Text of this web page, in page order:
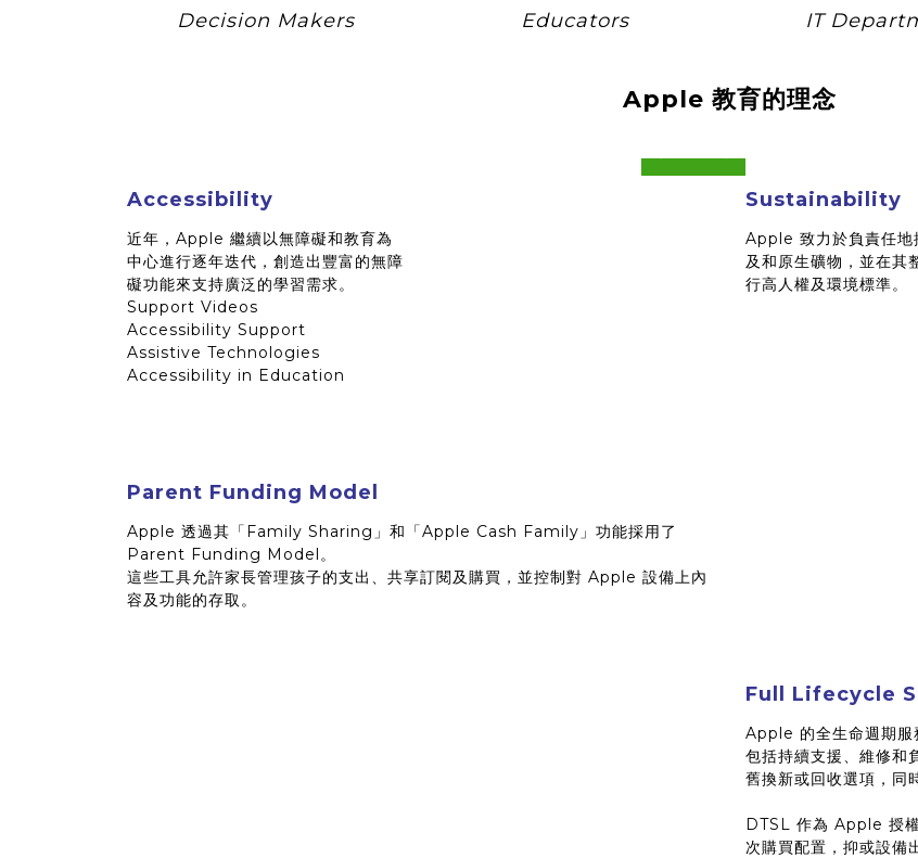
Decision Makers Educators IT
Apple 教育的理念
Accessibility
近年，Apple 繼續以無障礙和教育為
中心進行逐年迭代，創造出豐富的無障
礙功能來支持廣泛的學習需求。
Support Videos
Accessibility Support
Assistive Technologies
Accessibility in Education
prev next
Sustainability
Apple 致力於負責任地
及和原生礦物，並在其
行高人權及環境標準。
Parent Funding Model
Apple 透過其「Family Sharing」和「Apple Cash Family」功能採用了
Parent Funding Model。
這些工具允許家長管理孩子的支出、共享訂閱及購買，並控制對 Apple 設備上內
容及功能的存取。
Full Lifecycle
Apple 的全生命週期服
包括持續支援、維修和
舊換新或回收選項，同
DTSL 作為 Apple 授
次購買配置，抑或設備